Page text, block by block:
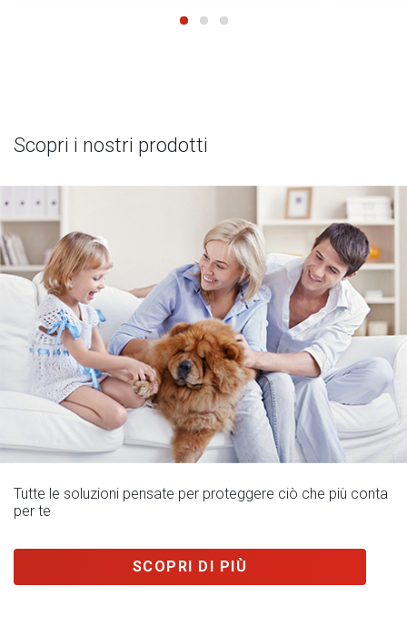
Scopri i nostri prodotti
Tutte le soluzioni pensate per proteggere ciò che più conta
per te
SCOPRI DI PIÙ